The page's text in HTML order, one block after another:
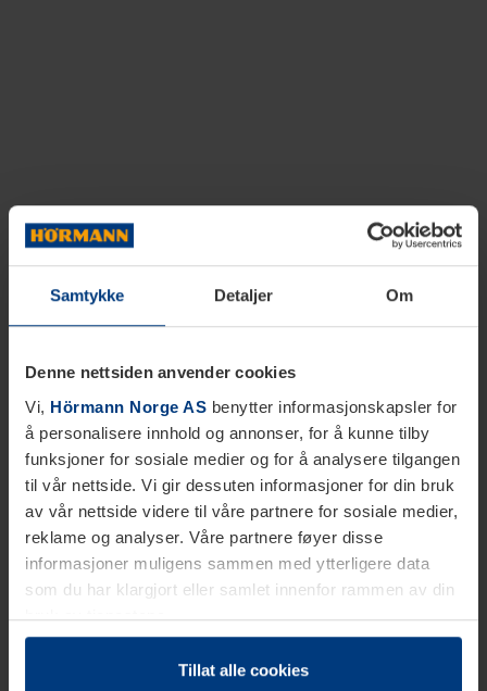
Samtykke Detaljer Om
Denne nettsiden anvender cookies
Vi, Hörmann Norge AS benytter informasjonskapsler for
å personalisere innhold og annonser, for å kunne tilby
funksjoner for sosiale medier og for å analysere tilgangen
til vår nettside. Vi gir dessuten informasjoner for din bruk
av vår nettside videre til våre partnere for sosiale medier,
reklame og analyser. Våre partnere føyer disse
informasjoner muligens sammen med ytterligere data
som du har klargjort eller samlet innenfor rammen av din
bruk av tjenestene.
Etter loven kan vi lagre informasjonskapsler på din
datamaskin, hvis disse er absolutt nødvendig for drift av
Tillat alle cookies